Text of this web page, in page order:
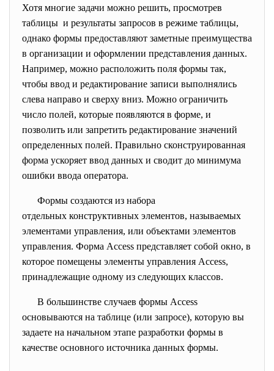
Хотя многие задачи можно решить, просмотрев
таблицы и результаты запросов в режиме таблицы,
однако формы предоставляют заметные преимущества
в организации и оформлении представления данных.
Например, можно расположить поля формы так,
чтобы ввод и редактирование записи выполнялись
слева направо и сверху вниз. Можно ограничить
число полей, которые появляются в форме, и
позволить или запретить редактирование значений
определенных полей. Правильно сконструированная
форма ускоряет ввод данных и сводит до минимума
ошибки ввода оператора.
Формы создаются из набора
отдельных конструктивных элементов, называемых
элементами управления, или объектами элементов
управления. Форма Access представляет собой окно, в
которое помещены элементы управления Access,
принадлежащие одному из следующих классов.
B большинстве случаев формы Access
основываются на таблице (или запросе), которую вы
задаете на начальном этапе разработки формы в
качестве основного источника данных формы.